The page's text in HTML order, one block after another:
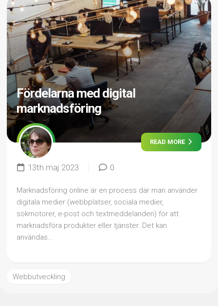
Fördelarna med digital
marknadsföring
READ MORE
13th maj 2023 0
Marknadsföring online är en process där man använder
digitala medier (webbplatser, sociala medier,
sökmotorer, e-post och textmeddelanden) för att
marknadsföra produkter eller tjänster. Det kan
användas...
Webbutveckling